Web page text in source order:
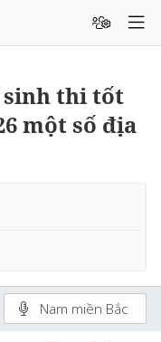
sinh thi tốt
một số địa
Nam miền Bắc